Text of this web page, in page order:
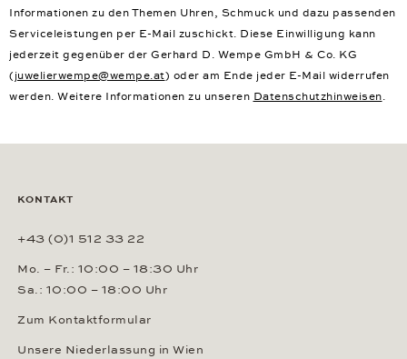
Informationen zu den Themen Uhren, Schmuck und dazu passenden
Serviceleistungen per E-Mail zuschickt. Diese Einwilligung kann
jederzeit gegenüber der Gerhard D. Wempe GmbH & Co. KG
( juwelierwempe@wempe.at) oder am Ende jeder E-Mail widerrufen
werden. Weitere Informationen zu unseren Datenschutzhinweisen.
KONTAKT
+43 (0)1 512 33 22
Mo. – Fr.: 10:00 – 18:30 Uhr
Sa.: 10:00 – 18:00 Uhr
Zum Kontaktformular
Unsere Niederlassung in Wien